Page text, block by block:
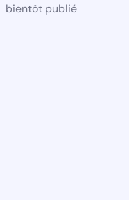
bientôt publié